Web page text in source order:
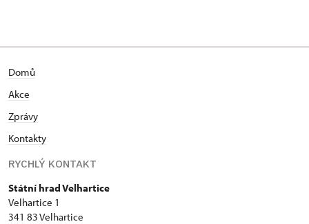
Domů
Akce
Zprávy
Kontakty
RYCHLÝ KONTAKT
Státní hrad Velhartice
Velhartice 1
341 83 Velhartice